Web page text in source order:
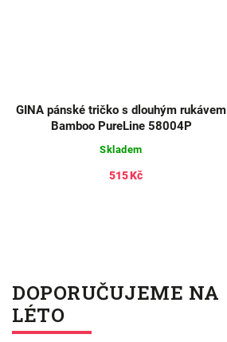
GINA pánské tričko s dlouhým rukávem
Bamboo PureLine 58004P
Skladem
515 Kč
DOPORUČUJEME NA
LÉTO